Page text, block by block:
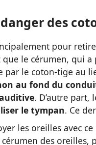
des
pour
que le cérumen, qui
par le coton-tige au
au fond du
. D’autre
le tympan. Ce
les oreilles avec
des oreilles,